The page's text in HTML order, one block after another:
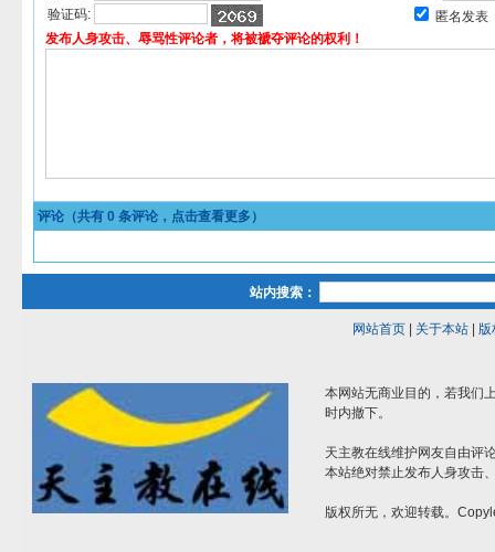
验证码:
匿名发表
发布人身攻击、辱骂性评论者，将被褫夺评论的权利！
评论（共有 0 条评论，点击查看更多）
站内搜索：
网站首页| 关于本站| 版
本网站无商业目的，若我们
时内撤下。
天主教在线维护网友自由评
本站绝对禁止发布人身攻击
版权所无，欢迎转载。